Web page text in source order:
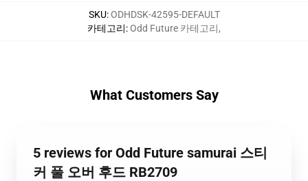
SKU:ODHDSK-42595-DEFAULT
카테고리:Odd Future 카테고리,
What Customers Say
5 reviews for Odd Future samurai 스티
커 풀 오버 후드 RB2709